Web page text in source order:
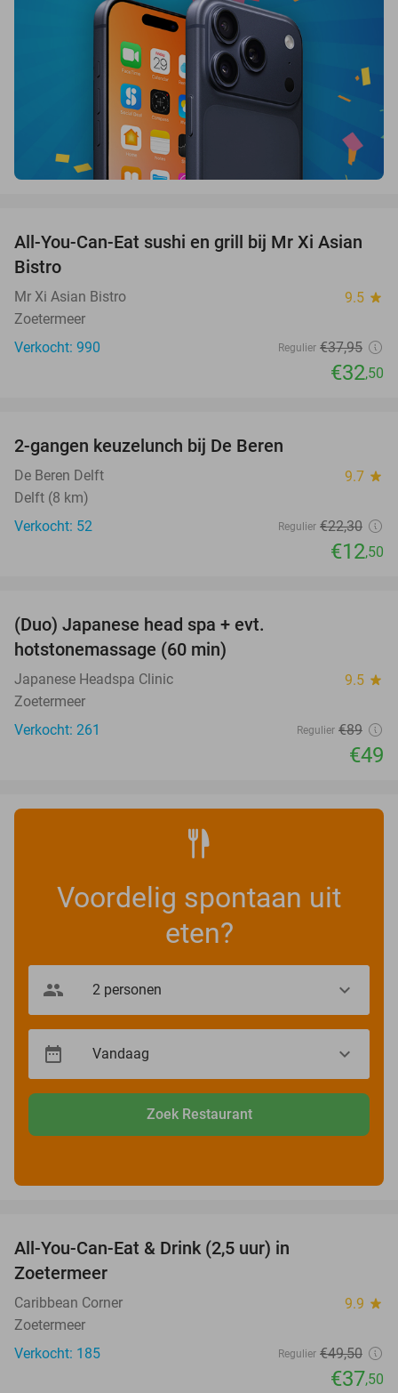
14%
All-You-Can-Eat sushi en grill bij Mr Xi Asian
Bistro
Mr Xi Asian Bistro 9.5 star
Zoetermeer
Verkocht: 990
Regulier €37,95
€32,50
NEW
TODAY
2-gangen keuzelunch bij De Beren
De Beren Delft 9.7 star
Delft (8 km)
Verkocht: 52
Regulier €22,30
€12,50
(Duo) Japanese head spa + evt.
hotstonemassage (60 min)
Japanese Headspa Clinic 9.5 star
Zoetermeer
Verkocht: 261
Regulier €89
€49
Voordelig spontaan uit
eten?
Zoek Restaurant
All-You-Can-Eat & Drink (2,5 uur) in
Zoetermeer
Caribbean Corner 9.9 star
Zoetermeer
Verkocht: 185
Regulier €49,50
€37,50